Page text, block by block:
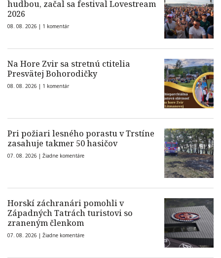
hudbou, začal sa festival Lovestream
2026
08. 08. 2026 | 1 komentár
Na Hore Zvir sa stretnú ctitelia
Presvätej Bohorodičky
08. 08. 2026 | 1 komentár
Pri požiari lesného porastu v Trstíne
zasahuje takmer 50 hasičov
07. 08. 2026 | Žiadne komentáre
Horskí záchranári pomohli v
Západných Tatrách turistovi so
zraneným členkom
07. 08. 2026 | Žiadne komentáre